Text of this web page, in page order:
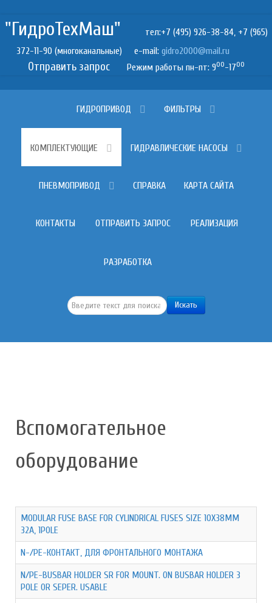
"ГидроТехМаш" тел:+7 (495) 926-38-84, +7 (965)
372-11-90 (многоканальные) e-mail:
Отправить запросРежим работы пн-пт: 900-1700
ГИДРОПРИВОД ФИЛЬТРЫ
КОМПЛЕКТУЮЩИЕ ГИДРАВЛИЧЕСКИЕ НАСОСЫ
ПНЕВМОПРИВОД СПРАВКА КАРТА САЙТА
КОНТАКТЫ ОТПРАВИТЬ ЗАПРОС РЕАЛИЗАЦИЯ
РАЗРАБОТКА
Искать... Искать
Вспомогательное
оборудование
MODULAR FUSE BASE FOR CYLINDRICAL FUSES SIZE 10X38MM
32A, 1POLE
N-/PE-КОНТАКТ, ДЛЯ ФРОНТАЛЬНОГО МОНТАЖА
N/PE-BUSBAR HOLDER SR FOR MOUNT. ON BUSBAR HOLDER 3
POLE OR SEPER. USABLE